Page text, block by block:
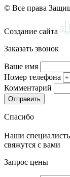
© Все права
Создание сайта
Заказать звонок
Ваше имя
Номер телефона
Комментарий
Спасибо
Наши
свяжутся с вами
Запрос цены